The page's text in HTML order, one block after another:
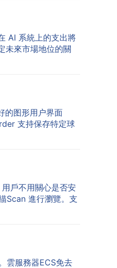
AI 系統上的支出將
未來市場地位的關
的图形用户界面
支持保存特定球
戶不用關心是否安
Scan 進行瀏覽。支
雲服務器ECS免去